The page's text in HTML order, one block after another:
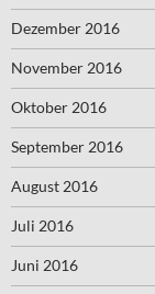
Dezember 2016
November 2016
Oktober 2016
September 2016
August 2016
Juli 2016
Juni 2016